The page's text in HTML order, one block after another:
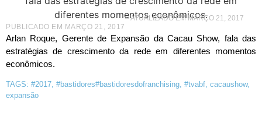
PUBLICADO EM MARÇO 21, 2017
– ATUALIZADO EM MARÇO 21, 2017
Arlan Roque, Gerente de Expansão da Cacau Show, fala das
estratégias de crescimento da rede em diferentes momentos
econômicos.
TAGS: #2017, #bastidores#bastidoresdofranchising, #tvabf, cacaushow,
expansão